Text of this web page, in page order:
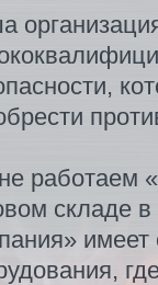
работаем
складе
имеет